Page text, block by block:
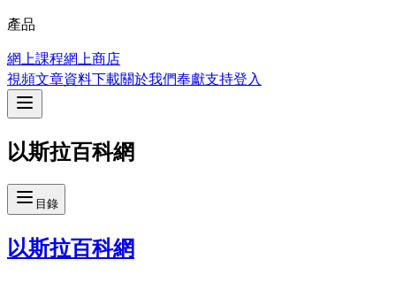
產品
網上課程網上商店
視頻文章資料下載關於我們奉獻支持登入
以斯拉百科網
目錄
以斯拉百科網